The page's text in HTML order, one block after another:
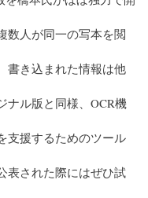
数人が同一の写本を閲
書き込まれた情報は他
ナル版と同様、OCR機
支援するためのツール
表された際にはぜひ試